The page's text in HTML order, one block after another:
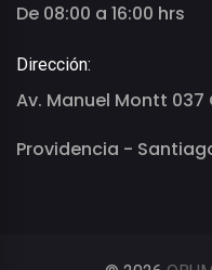
De 08:00 a 16:00 hrs
Dirección:
Av. Manuel Montt 037
Providencia -